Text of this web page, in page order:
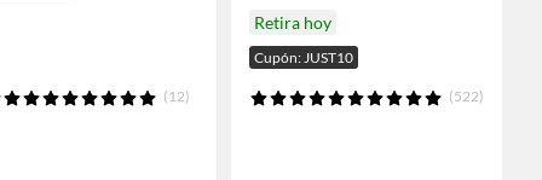
(12)
Retira hoy
Cupón: JUST10
(522)